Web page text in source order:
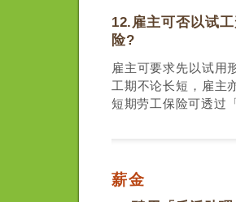
12.雇主可否以试
险?
雇主可要求先以试用
工期不论长短，雇主
短期劳工保险可透过
薪金